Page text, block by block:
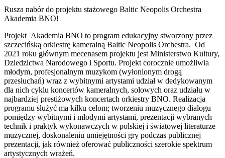
Rusza nabór do projektu stażowego Baltic Neopolis Orchestra
Akademia BNO!
Projekt Akademia BNO to program edukacyjny stworzony przez
szczecińską orkiestrę kameralną Baltic Neopolis Orchestra. Od
2021 roku głównym mecenasem projektu jest Ministerstwo Kultury,
Dziedzictwa Narodowego i Sportu. Projekt corocznie umożliwia
młodym, profesjonalnym muzykom (wyłonionym drogą
przesłuchań) wraz z wybitnymi artystami udział w dedykowanym
dla nich cyklu koncertów kameralnych, solowych oraz udziału w
najbardziej prestiżowych koncertach orkiestry BNO. Realizacja
programu służyć ma kilku celom; tworzeniu muzycznego dialogu
pomiędzy wybitnymi i młodymi artystami, prezentacji wybranych
technik i praktyk wykonawczych w polskiej i światowej literaturze
muzycznej, doskonaleniu umiejętności gry podczas publicznej
prezentacji, jak również oferować publiczności szerokie spektrum
artystycznych wrażeń.